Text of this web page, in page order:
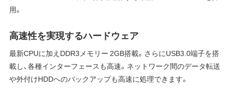
用。
高速性を実現するハードウェア
最新CPUに加えDDR3メモリー 2GB搭載。さらにUSB3.0端子を搭
載し、各種インターフェースも高速。ネットワーク間のデータ転送
や外付けHDDへのバックアップも高速に処理できます。